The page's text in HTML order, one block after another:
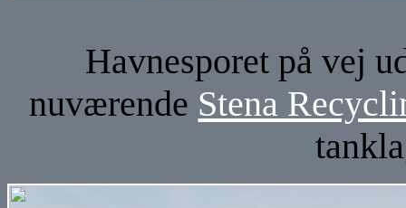
Havnesporet på vej
nuværende Stena